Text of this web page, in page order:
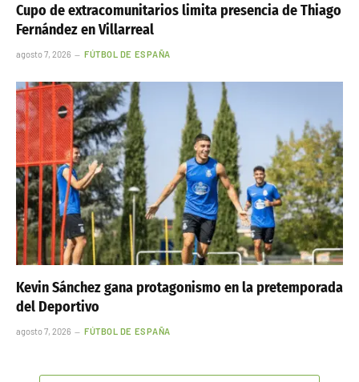
Cupo de extracomunitarios limita presencia de Thiago
Fernández en Villarreal
agosto 7, 2026 FÚTBOL DE ESPAÑA
Kevin Sánchez gana protagonismo en la pretemporada
del Deportivo
agosto 7, 2026 FÚTBOL DE ESPAÑA